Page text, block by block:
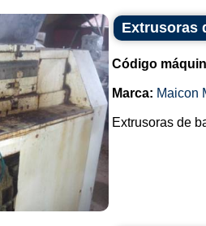
Extrusoras
Código
Marca: Maicon
Extrusoras de